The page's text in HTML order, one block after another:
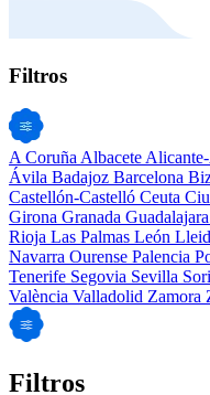
Filtros
A Coruña Albacete
Ávila Badajoz Barcelona
Castellón-Castelló Ceuta
Girona Granada Guadalajara
Rioja Las Palmas León
Navarra Ourense Palencia
Tenerife Segovia Sevilla
València Valladolid Zamora
Filtros